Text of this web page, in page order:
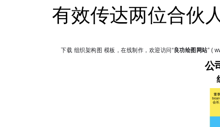
有效传达两位合伙